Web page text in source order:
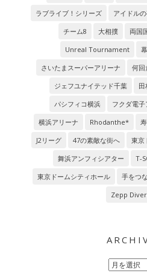
ラブライブ！シリーズ
アイドル
チーム8
大相撲 両国
Unreal Tournament
さいたまスーパーアリーナ
何回
ジェフユナイテッド千葉
田
パシフィコ横浜
フクダ電子
横浜アリーナ
Rhodanthe*
J2リーグ
47の素敵な街へ 東京
舞浜アンフィシアター
T-
東京ドームシティホール
手をつ
Zepp
Archives